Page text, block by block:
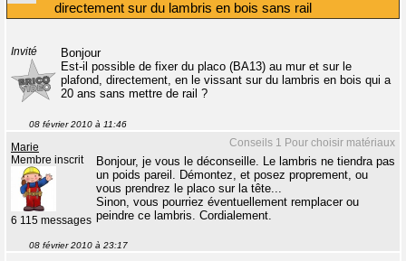
directement sur du lambris en bois sans rail
Invité
Bonjour
Est-il possible de fixer du placo (BA13) au mur et sur le
plafond, directement, en le vissant sur du lambris en bois qui a
20 ans sans mettre de rail ?
08 février 2010 à 11:46
Conseils 1 Pour choisir matériaux
Marie
Membre inscrit
6 115 messages
Bonjour, je vous le déconseille. Le lambris ne tiendra pas
un poids pareil. Démontez, et posez proprement, ou
vous prendrez le placo sur la tête...
Sinon, vous pourriez éventuellement remplacer ou
peindre ce lambris. Cordialement.
08 février 2010 à 23:17